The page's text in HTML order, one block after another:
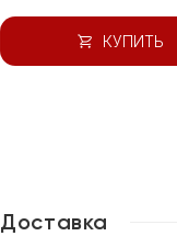
КУПИТЬ
Доставка